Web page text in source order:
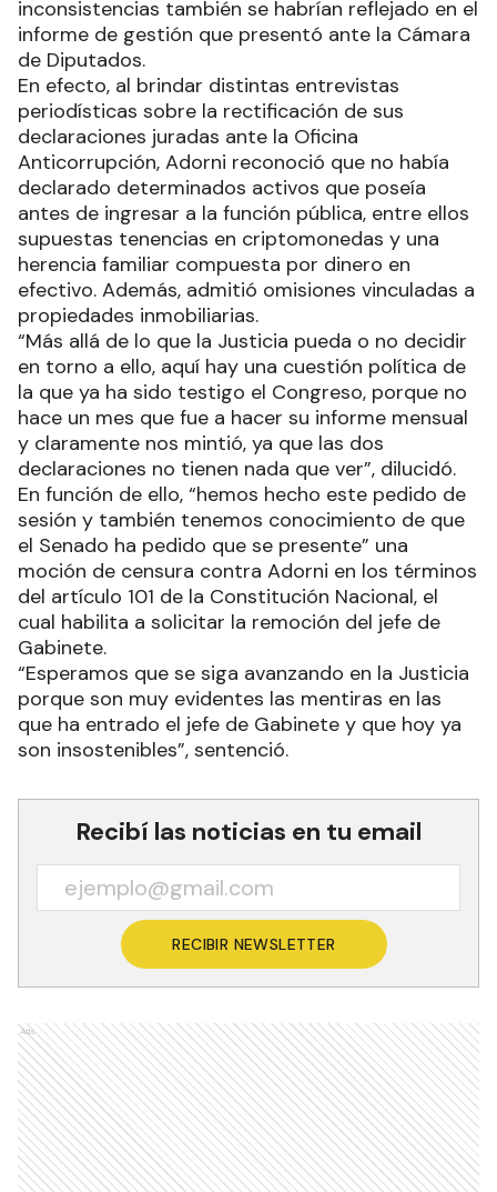
inconsistencias también se habrían reflejado en el
informe de gestión que presentó ante la Cámara
de Diputados.
En efecto, al brindar distintas entrevistas
periodísticas sobre la rectificación de sus
declaraciones juradas ante la Oficina
Anticorrupción, Adorni reconoció que no había
declarado determinados activos que poseía
antes de ingresar a la función pública, entre ellos
supuestas tenencias en criptomonedas y una
herencia familiar compuesta por dinero en
efectivo. Además, admitió omisiones vinculadas a
propiedades inmobiliarias.
“Más allá de lo que la Justicia pueda o no decidir
en torno a ello, aquí hay una cuestión política de
la que ya ha sido testigo el Congreso, porque no
hace un mes que fue a hacer su informe mensual
y claramente nos mintió, ya que las dos
declaraciones no tienen nada que ver”, dilucidó.
En función de ello, “hemos hecho este pedido de
sesión y también tenemos conocimiento de que
el Senado ha pedido que se presente” una
moción de censura contra Adorni en los términos
del artículo 101 de la Constitución Nacional, el
cual habilita a solicitar la remoción del jefe de
Gabinete.
“Esperamos que se siga avanzando en la Justicia
porque son muy evidentes las mentiras en las
que ha entrado el jefe de Gabinete y que hoy ya
son insostenibles”, sentenció.
Recibí las noticias en tu email
RECIBIR NEWSLETTER
Ads